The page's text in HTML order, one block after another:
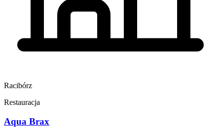
Racibórz
Restauracja
Aqua Brax